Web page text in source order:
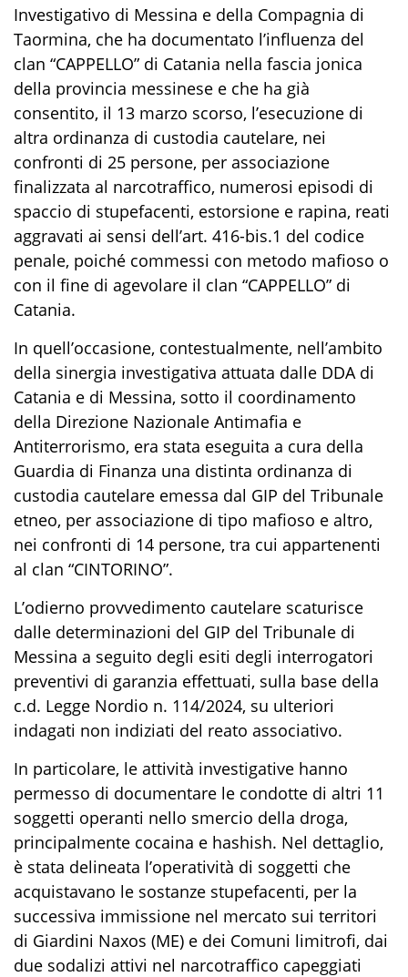
Investigativo di Messina e della Compagnia di
Taormina, che ha documentato l’influenza del
clan “CAPPELLO” di Catania nella fascia jonica
della provincia messinese e che ha già
consentito, il 13 marzo scorso, l’esecuzione di
altra ordinanza di custodia cautelare, nei
confronti di 25 persone, per associazione
finalizzata al narcotraffico, numerosi episodi di
spaccio di stupefacenti, estorsione e rapina, reati
aggravati ai sensi dell’art. 416-bis.1 del codice
penale, poiché commessi con metodo mafioso o
con il fine di agevolare il clan “CAPPELLO” di
Catania.
In quell’occasione, contestualmente, nell’ambito
della sinergia investigativa attuata dalle DDA di
Catania e di Messina, sotto il coordinamento
della Direzione Nazionale Antimafia e
Antiterrorismo, era stata eseguita a cura della
Guardia di Finanza una distinta ordinanza di
custodia cautelare emessa dal GIP del Tribunale
etneo, per associazione di tipo mafioso e altro,
nei confronti di 14 persone, tra cui appartenenti
al clan “CINTORINO”.
L’odierno provvedimento cautelare scaturisce
dalle determinazioni del GIP del Tribunale di
Messina a seguito degli esiti degli interrogatori
preventivi di garanzia effettuati, sulla base della
c.d. Legge Nordio n. 114/2024, su ulteriori
indagati non indiziati del reato associativo.
In particolare, le attività investigative hanno
permesso di documentare le condotte di altri 11
soggetti operanti nello smercio della droga,
principalmente cocaina e hashish. Nel dettaglio,
è stata delineata l’operatività di soggetti che
acquistavano le sostanze stupefacenti, per la
successiva immissione nel mercato sui territori
di Giardini Naxos (ME) e dei Comuni limitrofi, dai
due sodalizi attivi nel narcotraffico capeggiati